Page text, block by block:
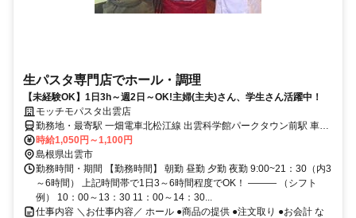
生パスタ専門店でホール・調理
【未経験OK】1日3h～週2日～OK!主婦(主夫)さん、学生さん活躍中！
モッチモパスタ出雲店
勤務地・最寄駅 一畑電車北松江線 出雲科学館パークタウン前駅 車で
5分 マイカー通勤もOKです♪
時給1,050円～1,100円
島根県出雲市
勤務時間・期間 【勤務時間】 朝勤 昼勤 夕勤 夜勤 9:00~21：30（内3
～6時間） 上記時間帯で1日3～6時間程度でOK！ ――― （シフト
例） 10：00～13：30 11：00～14：30...
仕事内容 ＼お仕事内容／ ホール ●商品の提供 ●注文取り ●お会計 な